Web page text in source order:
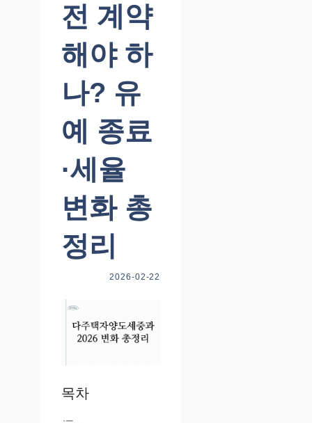
전 계약
해야 하
나? 유
예 종료
·세율
변화 총
정리
2026-02-22
목차